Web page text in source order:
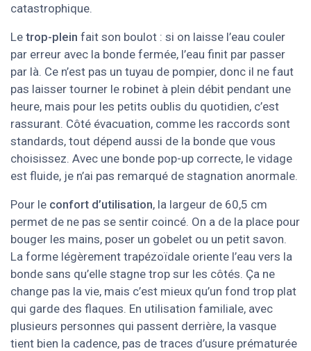
catastrophique.
Le trop-plein fait son boulot : si on laisse l’eau couler
par erreur avec la bonde fermée, l’eau finit par passer
par là. Ce n’est pas un tuyau de pompier, donc il ne faut
pas laisser tourner le robinet à plein débit pendant une
heure, mais pour les petits oublis du quotidien, c’est
rassurant. Côté évacuation, comme les raccords sont
standards, tout dépend aussi de la bonde que vous
choisissez. Avec une bonde pop-up correcte, le vidage
est fluide, je n’ai pas remarqué de stagnation anormale.
Pour le confort d’utilisation, la largeur de 60,5 cm
permet de ne pas se sentir coincé. On a de la place pour
bouger les mains, poser un gobelet ou un petit savon.
La forme légèrement trapézoïdale oriente l’eau vers la
bonde sans qu’elle stagne trop sur les côtés. Ça ne
change pas la vie, mais c’est mieux qu’un fond trop plat
qui garde des flaques. En utilisation familiale, avec
plusieurs personnes qui passent derrière, la vasque
tient bien la cadence, pas de traces d’usure prématurée